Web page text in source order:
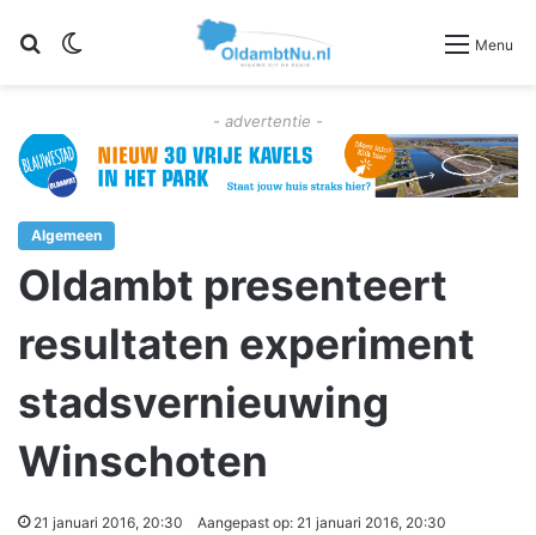
Zoeken Menu
- advertentie -
Algemeen
Oldambt presenteert
resultaten experiment
stadsvernieuwing
Winschoten
21 januari 2016, 20:30 Aangepast op: 21 januari 2016, 20:30